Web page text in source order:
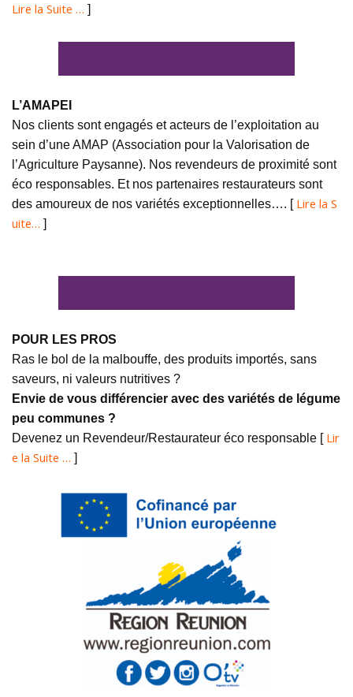
Lire la Suite … ]
L’AMAPEI
Nos clients sont engagés et acteurs de l’exploitation au
sein d’une AMAP (Association pour la Valorisation de
l’Agriculture Paysanne). Nos revendeurs de proximité sont
éco responsables. Et nos partenaires restaurateurs sont
des amoureux de nos variétés exceptionnelles…. [ Lire la S
uite… ]
POUR LES PROS
Ras le bol de la malbouffe, des produits importés, sans
saveurs, ni valeurs nutritives ?
Envie de vous différencier avec des variétés de légume
peu communes ?
Devenez un Revendeur/Restaurateur éco responsable [ Lir
e la Suite … ]